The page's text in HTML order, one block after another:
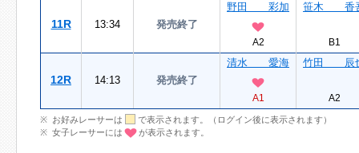
11R 13:34 発売終了
野田 彩加
A2
笹木 香
B1
12R 14:13 発売終了
清水 愛海
A1
竹田 辰
A2
お好みレーサーは
で表示されます。（ログイン後に表示されます）
女子レーサーには
が表示されます。